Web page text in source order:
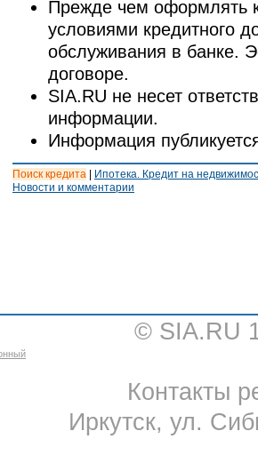
Прежде чем оформлять
условиями кредитного
обслуживания в банке.
договоре.
SIA.RU не несет
информации.
Информация
Поиск кредита
Ипотека. Кредит на
Новости и комментарии
© SIA.RU
Контакты
Иркутск, ул.